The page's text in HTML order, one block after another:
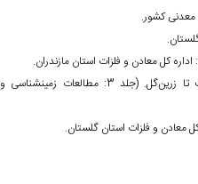
• مهندسین مشاور موج آب طبرستان. [بی‏تا]. مطالعه مرحله اول طرح تغذیه مصنوعی محدوده‌ی رودخانه گرمابدشت تا زرین‌گل. (جلد 3: مطالعات زمین‏شناسی و